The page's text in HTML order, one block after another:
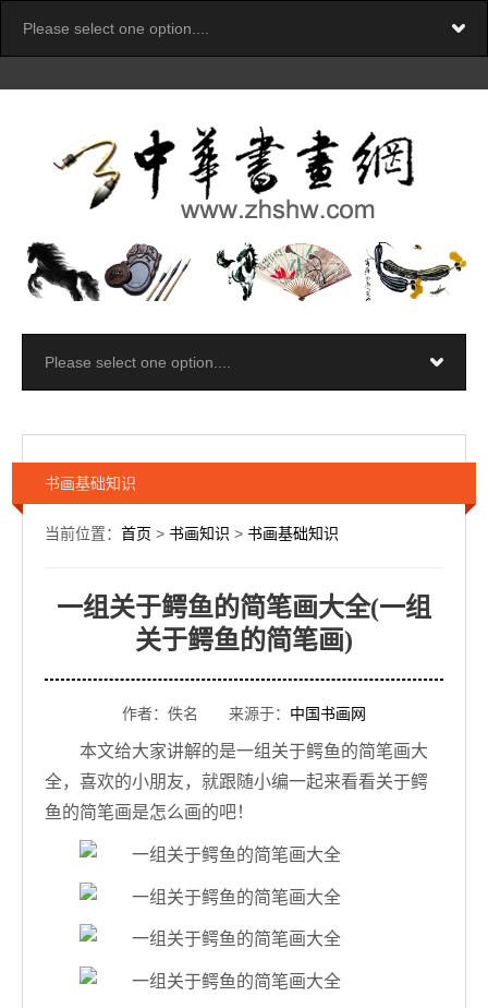
书画基础知识
当前位置： 首页 > 书画知识 > 书画基础知识
一组关于鳄鱼的简笔画大全(一组
关于鳄鱼的简笔画)
作者：佚名 来源于： 中国书画网
本文给大家讲解的是一组关于鳄鱼的简笔画大
全，喜欢的小朋友，就跟随小编一起来看看关于鳄
鱼的简笔画是怎么画的吧！